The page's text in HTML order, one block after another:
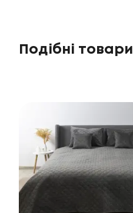
Подібні товари